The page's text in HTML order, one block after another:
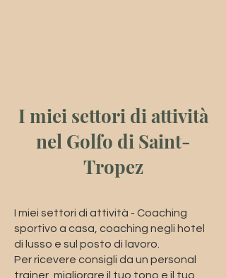
I miei settori di attività
nel Golfo di Saint-
Tropez
I miei settori di attività - Coaching
sportivo a casa, coaching negli hotel
di lusso e sul posto di lavoro.
Per ricevere consigli da un personal
trainer, migliorare il tuo tono e il tuo